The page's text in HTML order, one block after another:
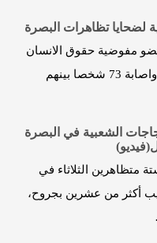
لضحايا تظاهرات البصرة
مفوضية حقوق الانسان
علي البياتي، الاربعاء، مقتل واصابة 73 شخصا بينهم
الشعبية في البصرة
متظاهرين الثلاثاء في
أكثر من عشرين بجروح،